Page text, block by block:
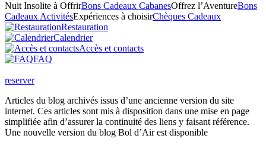
Nuit Insolite à OffrirBons Cadeaux CabanesOffrez l’AventureBons
Cadeaux ActivitésExpériences à choisirChèques Cadeaux
Restauration
Calendrier
Accès et contacts
FAQ
reserver
Articles du blog archivés issus d’une ancienne version du site
internet. Ces articles sont mis à disposition dans une mise en page
simplifiée afin d’assurer la continuité des liens y faisant référence.
Une nouvelle version du blog Bol d’Air est disponible